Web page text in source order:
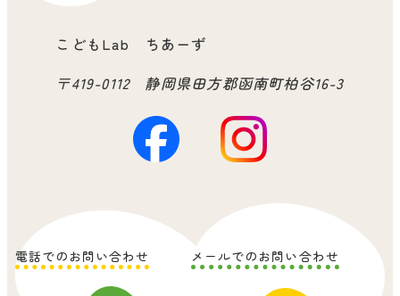
こどもLab ちあーず
〒419-0112 静岡県田方郡函南町柏谷16-3
電話でのお問い合わせ メールでのお問い合わせ